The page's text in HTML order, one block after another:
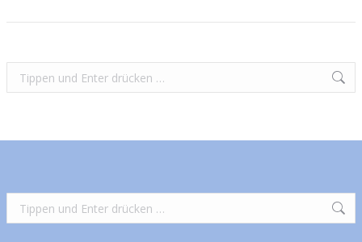
Search:
Search: